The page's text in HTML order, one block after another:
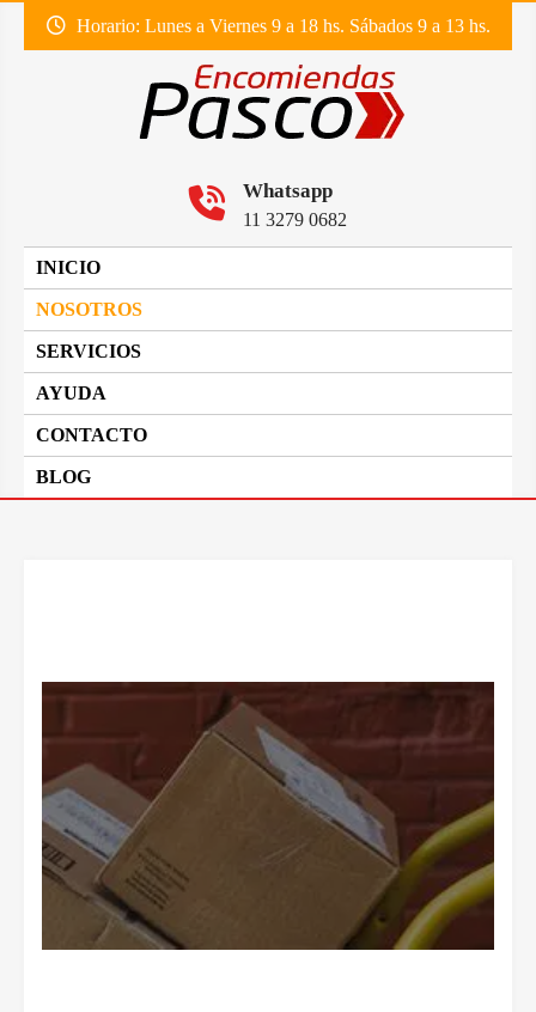
Horario: Lunes a Viernes 9 a 18 hs. Sábados 9 a 13 hs.
ENCOMIENDAS PASCOWhatsapp
11 3279 0682
INICIO
NOSOTROS
SERVICIOS
AYUDA
CONTACTO
BLOG